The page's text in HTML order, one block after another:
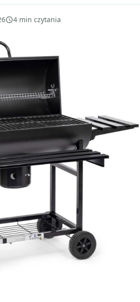
4 min czytania